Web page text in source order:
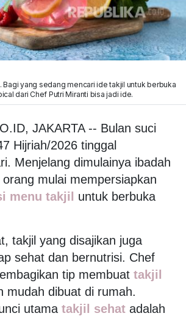
Bagi yang sedang mencari ide takjil untuk berbuka
dari Chef Putri Miranti bisa jadi ide.
JAKARTA -- Bulan suci
Hijriah/2026 tinggal
Menjelang dimulainya ibadah
mulai mempersiapkan
menu takjil untuk berbuka
takjil yang disajikan juga
sehat dan bernutrisi. Chef
tip membuat takjil
mudah dibuat di rumah.
utama takjil sehat adalah